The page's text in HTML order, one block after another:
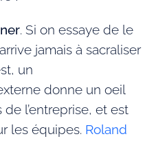
. Si on essaye de le
jamais à sacraliser
un
donne un oeil
l’entreprise, et est
les équipes. Roland